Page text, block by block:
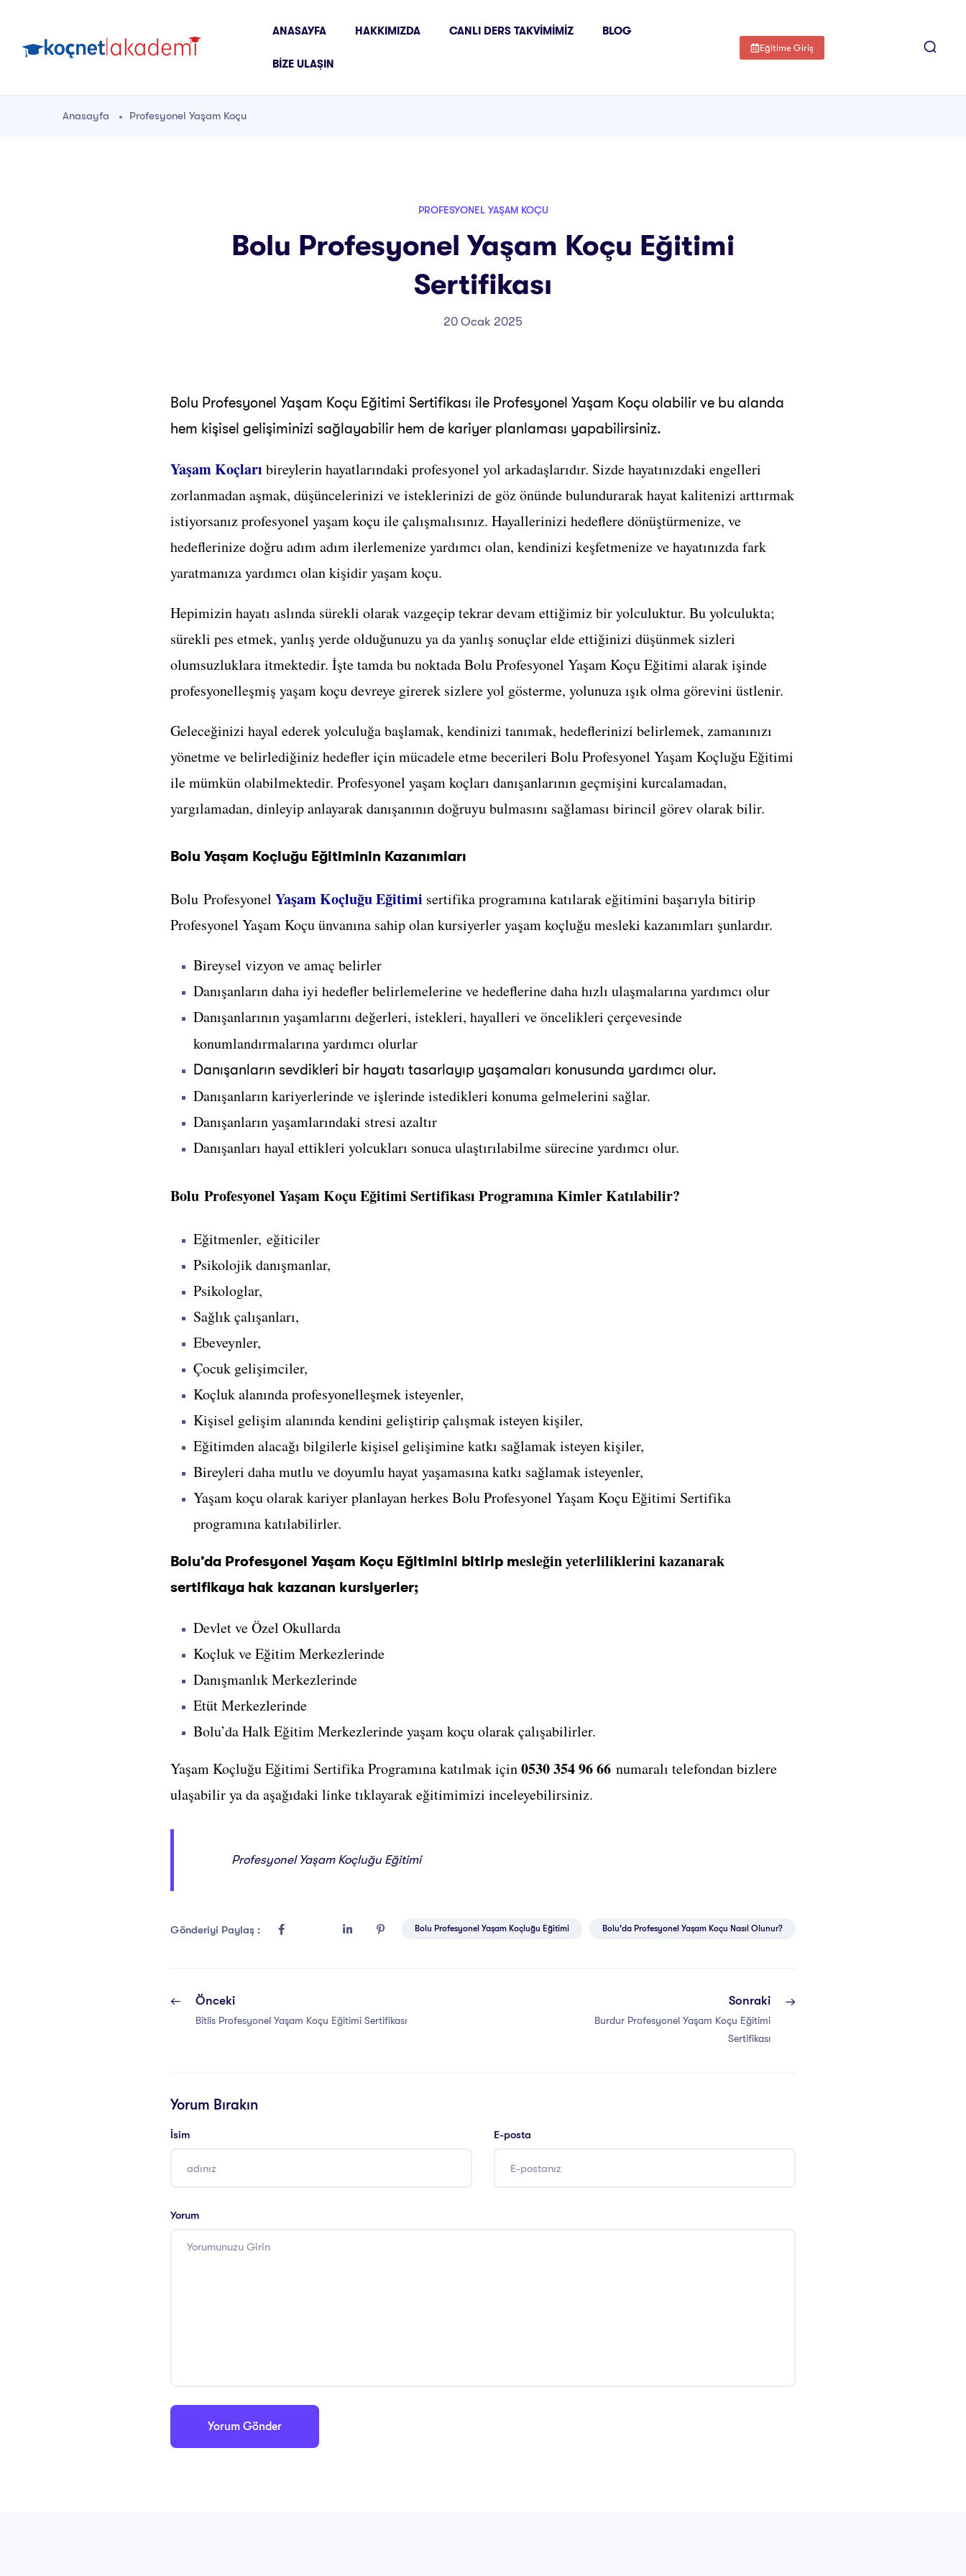
ANASAYFA HAKKIMIZDA CANLI DERS TAKVIMIMIZ BLOG
BIZE ULAŞIN
Eğitime Giriş
Anasayfa Profesyonel Yaşam Koçu
PROFESYONEL YAŞAM KOÇU
Bolu Profesyonel Yaşam Koçu Eğitimi
Sertifikası
20 Ocak 2025
Bolu Profesyonel Yaşam Koçu Eğitimi Sertifikası ile Profesyonel Yaşam Koçu olabilir ve bu alanda
hem kişisel gelişiminizi sağlayabilir hem de kariyer planlaması yapabilirsiniz.
Yaşam Koçları bireylerin hayatlarındaki profesyonel yol arkadaşlarıdır. Sizde hayatınızdaki engelleri
zorlanmadan aşmak, düşüncelerinizi ve isteklerinizi de göz önünde bulundurarak hayat kalitenizi arttırmak
istiyorsanız profesyonel yaşam koçu ile çalışmalısınız. Hayallerinizi hedeflere dönüştürmenize, ve
hedeflerinize doğru adım adım ilerlemenize yardımcı olan, kendinizi keşfetmenize ve hayatınızda fark
yaratmanıza yardımcı olan kişidir yaşam koçu.
Hepimizin hayatı aslında sürekli olarak vazgeçip tekrar devam ettiğimiz bir yolculuktur. Bu yolculukta;
sürekli pes etmek, yanlış yerde olduğunuzu ya da yanlış sonuçlar elde ettiğinizi düşünmek sizleri
olumsuzluklara itmektedir. İşte tamda bu noktada Bolu Profesyonel Yaşam Koçu Eğitimi alarak işinde
profesyonelleşmiş yaşam koçu devreye girerek sizlere yol gösterme, yolunuza ışık olma görevini üstlenir.
Geleceğinizi hayal ederek yolculuğa başlamak, kendinizi tanımak, hedeflerinizi belirlemek, zamanınızı
yönetme ve belirlediğiniz hedefler için mücadele etme becerileri Bolu Profesyonel Yaşam Koçluğu Eğitimi
ile mümkün olabilmektedir. Profesyonel yaşam koçları danışanlarının geçmişini kurcalamadan,
yargılamadan, dinleyip anlayarak danışanının doğruyu bulmasını sağlaması birincil görev olarak bilir.
Bolu Yaşam Koçluğu Eğitiminin Kazanımları
Bolu Profesyonel Yaşam Koçluğu Eğitimi sertifika programına katılarak eğitimini başarıyla bitirip
Profesyonel Yaşam Koçu ünvanına sahip olan kursiyerler yaşam koçluğu mesleki kazanımları şunlardır.
Bireysel vizyon ve amaç belirler
Danışanların daha iyi hedefler belirlemelerine ve hedeflerine daha hızlı ulaşmalarına yardımcı olur
Danışanlarının yaşamlarını değerleri, istekleri, hayalleri ve öncelikleri çerçevesinde
konumlandırmalarına yardımcı olurlar
Danışanların sevdikleri bir hayatı tasarlayıp yaşamaları konusunda yardımcı olur.
Danışanların kariyerlerinde ve işlerinde istedikleri konuma gelmelerini sağlar.
Danışanların yaşamlarındaki stresi azaltır
Danışanları hayal ettikleri yolcukları sonuca ulaştırılabilme sürecine yardımcı olur.
Bolu Profesyonel Yaşam Koçu Eğitimi Sertifikası Programına Kimler Katılabilir?
Eğitmenler, eğiticiler
Psikolojik danışmanlar,
Psikologlar,
Sağlık çalışanları,
Ebeveynler,
Çocuk gelişimciler,
Koçluk alanında profesyonelleşmek isteyenler,
Kişisel gelişim alanında kendini geliştirip çalışmak isteyen kişiler,
Eğitimden alacağı bilgilerle kişisel gelişimine katkı sağlamak isteyen kişiler,
Bireyleri daha mutlu ve doyumlu hayat yaşamasına katkı sağlamak isteyenler,
Yaşam koçu olarak kariyer planlayan herkes Bolu Profesyonel Yaşam Koçu Eğitimi Sertifika
programına katılabilirler.
Bolu’da Profesyonel Yaşam Koçu Eğitimini bitirip mesleğin yeterliliklerini kazanarak
sertifikaya hak kazanan kursiyerler;
Devlet ve Özel Okullarda
Koçluk ve Eğitim Merkezlerinde
Danışmanlık Merkezlerinde
Etüt Merkezlerinde
Bolu’da Halk Eğitim Merkezlerinde yaşam koçu olarak çalışabilirler.
Yaşam Koçluğu Eğitimi Sertifika Programına katılmak için0530 354 96 66 numaralı telefondan bizlere
ulaşabilir ya da aşağıdaki linke tıklayarak eğitimimizi inceleyebilirsiniz.
Profesyonel Yaşam Koçluğu Eğitimi
Gönderiyi Paylaş : Bolu Profesyonel Yaşam Koçluğu Eğitimi Bolu'da Profesyonel Yaşam Koçu Nasıl Olunur?
Önceki
Bitlis Profesyonel Yaşam Koçu Eğitimi Sertifikası
Sonraki
Burdur Profesyonel Yaşam Koçu Eğitimi
Sertifikası
Yorum Bırakın
İsim E-posta
Yorum